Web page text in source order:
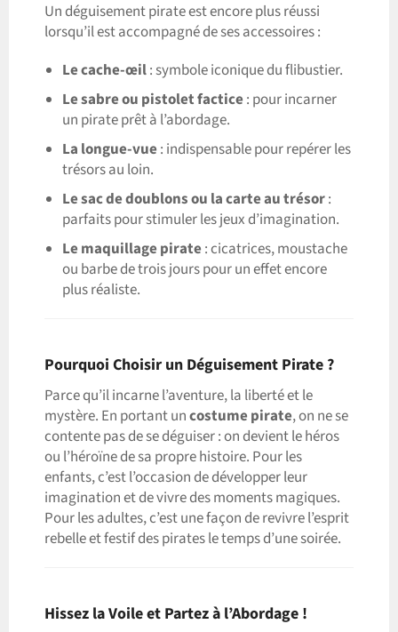
Un déguisement pirate est encore plus réussi
lorsqu’il est accompagné de ses accessoires :
Le cache-œil: symbole iconique du flibustier.
Le sabre ou pistolet factice: pour incarner
un pirate prêt à l’abordage.
La longue-vue: indispensable pour repérer les
trésors au loin.
Le sac de doublons ou la carte au trésor:
parfaits pour stimuler les jeux d’imagination.
Le maquillage pirate: cicatrices, moustache
ou barbe de trois jours pour un effet encore
plus réaliste.
Pourquoi Choisir un Déguisement Pirate ?
Parce qu’il incarne l’aventure, la liberté et le
mystère. En portant uncostume pirate, on ne se
contente pas de se déguiser : on devient le héros
ou l’héroïne de sa propre histoire. Pour les
enfants, c’est l’occasion de développer leur
imagination et de vivre des moments magiques.
Pour les adultes, c’est une façon de revivre l’esprit
rebelle et festif des pirates le temps d’une soirée.
Hissez la Voile et Partez à l’Abordage !